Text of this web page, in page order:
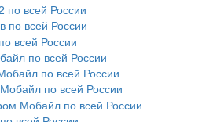
по всей России
по всей России
всей России
по всей России
по всей России
по всей России
Мобайл по всей России